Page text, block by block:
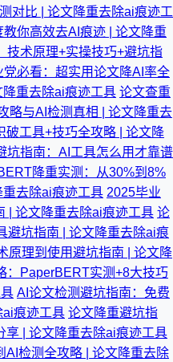
对比 | 论文降重去除ai痕迹工
你高效去AI痕迹 | 论文降重
技术原理+实操技巧+避坑指
党必看：超实用论文降AI率全
重去除ai痕迹工具 论文查重
略与AI检测真相 | 论文降重去
破工具+技巧全攻略 | 论文降
坑指南：AI工具怎么用才靠谱
降重实测：从30%到8%
去除ai痕迹工具 2025毕业
| 论文降重去除ai痕迹工具 论
避坑指南 | 论文降重去除ai痕
原理到使用避坑指南 | 论文降
：PaperBERT实测+8大技巧
AI论文检测避坑指南：免费
ai痕迹工具 论文降重避坑指
享 | 论文降重去除ai痕迹工具
检测全攻略 | 论文降重去除